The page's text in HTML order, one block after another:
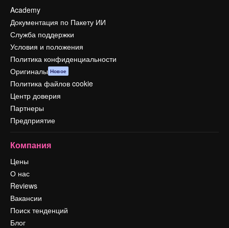
Academy
Документация по Пакету ИИ
Служба поддержки
Условия и положения
Политика конфиденциальности
Оригиналы Новое
Политика файлов cookie
Центр доверия
Партнеры
Предприятие
Компания
Цены
О нас
Reviews
Вакансии
Поиск тенденций
Блог